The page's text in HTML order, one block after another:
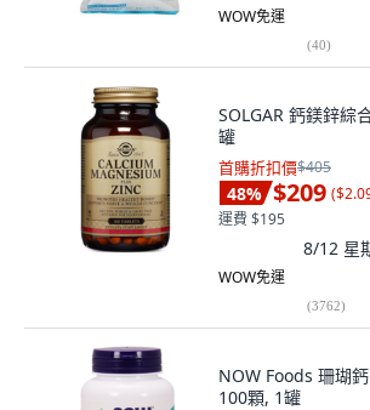
WOW免運
(40)
SOLGAR 鈣鎂鋅綜
罐
首購折扣價$405
48% $209 (
運費 $195
8/12 星
WOW免運
(3762)
NOW Foods 珊瑚
100顆, 1罐